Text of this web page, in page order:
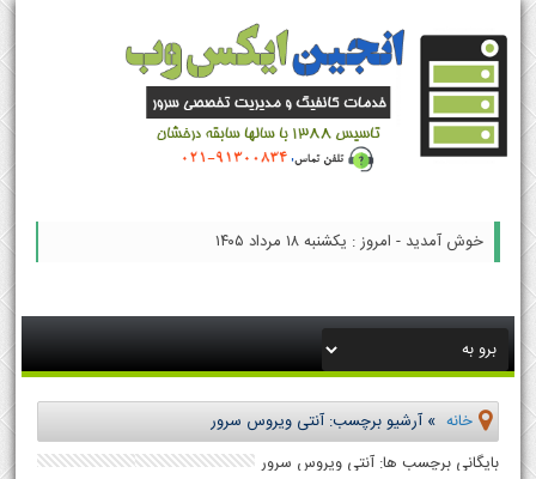
خوش آمدید - امروز : یکشنبه ۱۸ مرداد ۱۴۰۵
خانه »آرشیو برچسب: آنتی ویروس سرور
بایگانی برچسب ها: آنتی ویروس سرور